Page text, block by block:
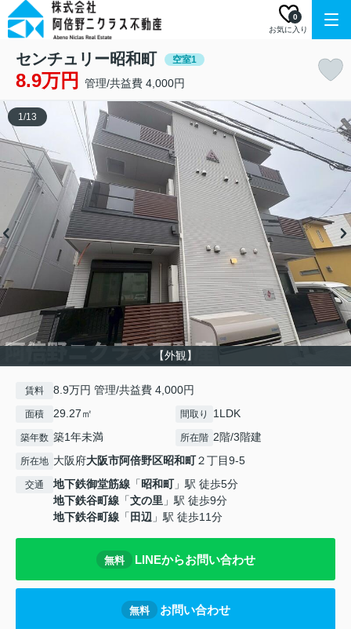
お気に入り
0
センチュリー昭和町 空室1
8.9万円 管理/共益費 4,000円
【外観】
1/13
賃料 8.9万円 管理/共益費 4,000円
面積 29.27㎡ 間取り 1LDK
築年数 築1年未満 所在階 2階/3階建
所在地 大阪府大阪市阿倍野区昭和町２丁目9-5
交通 地下鉄御堂筋線 「昭和町」駅 徒歩5分
地下鉄谷町線 「文の里 」駅 徒歩9分
地下鉄谷町線 「 田辺 」駅 徒歩11分
無料 LINEからお問い合わせ
無料 お問い合わせ